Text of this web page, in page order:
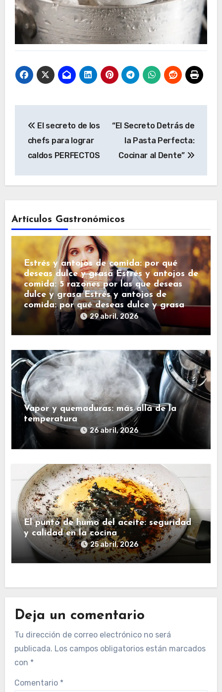
de
entradas
El secreto de los
chefs para lograr
caldos PERFECTOS
“El Secreto Detrás de
la Pasta Perfecta:
Cocinar al Dente”
Artículos Gastronómicos
Estrés y antojos de comida: por qué
deseas dulce y grasa Estrés y antojos de
comida: 5 razones por las que deseas
dulce y grasa Estrés y antojos de
comida: por qué deseas dulce y grasa
29 abril, 2026
Vapor y quemaduras: más allá de la
temperatura
26 abril, 2026
El punto de humo del aceite: seguridad
y calidad en la cocina
25 abril, 2026
Deja un comentario
Tu dirección de correo electrónico no será
publicada. Los campos obligatorios están marcados
con *
Comentario *